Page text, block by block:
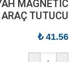
MAGNETIC
ARAÇ TUTUCU
₺41.56